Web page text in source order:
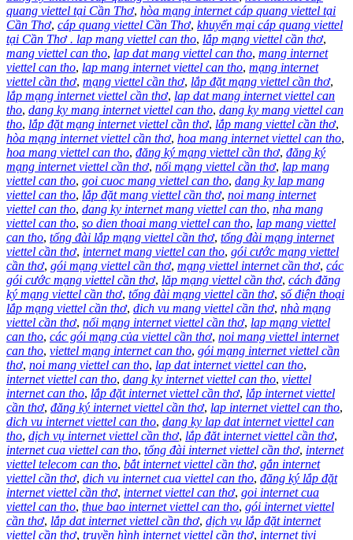
quang viettel tại Cần Thơ, hòa mạng internet cáp quang viettel tại
Cần Thơ, cáp quang viettel Cần Thơ, khuyến mại cáp quang viettel
tại Cần Thơ . lap mang viettel can tho, lắp mạng viettel cần thơ,
mang viettel can tho, lap dat mang viettel can tho, mang internet
viettel can tho, lap mang internet viettel can tho, mạng internet
viettel cần thơ, mạng viettel cần thơ, lắp đặt mạng viettel cần thơ,
lắp mạng internet viettel cần thơ, lap dat mang internet viettel can
tho, dang ky mang internet viettel can tho, dang ky mang viettel can
tho, lắp đặt mạng internet viettel cần thơ, lắp mang viettel cần thơ,
hòa mạng internet viettel cần thơ, hoa mang internet viettel can tho,
hoa mang viettel can tho, đăng ký mạng viettel cần thơ, đăng ký
mạng internet viettel cần thơ, nối mạng viettel cần thơ, lap mang
viettel can tho, goi cuoc mang viettel can tho, dang ky lap mang
viettel can tho, lắp đặt mang viettel cần thơ, noi mang internet
viettel can tho, dang ky internet mang viettel can tho, nha mang
viettel can tho, so dien thoai mang viettel can tho, lap mang viettel
can tho, tổng đài lắp mạng viettel cần thơ, tổng đài mạng internet
viettel cần thơ, internet mang viettel can tho, gói cước mạng viettel
cần thơ, gói mạng viettel cần thơ, mạng viettel internet cần thơ, các
gói cước mạng viettel cần thơ, lăp mạng viettel cần thơ, cách đăng
ký mạng viettel cần thơ, tổng đài mạng viettel cần thơ, số điện thoại
lắp mạng viettel cần thơ, dich vu mang viettel cần thơ, nhà mạng
viettel cần thơ, nối mạng internet viettel cần thơ, lap mạng viettel
can tho, các gói mạng của viettel cần thơ, noi mang viettel internet
can tho, viettel mạng internet can tho, gói mạng internet viettel cần
thơ, noi mang viettel can tho, lap dat internet viettel can tho,
internet viettel can tho, dang ky internet viettel can tho, viettel
internet can tho, lắp đặt internet viettel cần thơ, lắp internet viettel
cần thơ, đăng ký internet viettel cần thơ, lap internet viettel can tho,
dich vu internet viettel can tho, dang ky lap dat internet viettel can
tho, dịch vụ internet viettel cần thơ, lắp đăt internet viettel cần thơ,
internet cua viettel can tho, tổng đài internet viettel cần thơ, internet
viettel telecom can tho, bắt internet viettel cần thơ, gắn internet
viettel cần thơ, dich vu internet cua viettel can tho, đăng ký lắp đặt
internet viettel cần thơ, internet viettel can thơ, goi internet cua
viettel can tho, thue bao internet viettel can tho, gói internet viettel
cần thơ, lắp dat internet viettel cần thơ, dịch vụ lắp đặt internet
viettel cần thơ, truyền hình internet viettel cần thơ, internet tivi